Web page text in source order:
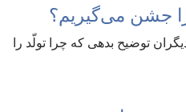
توضیح بدهی که چرا تولّد را